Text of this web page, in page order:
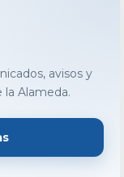
avisos y
Alameda.